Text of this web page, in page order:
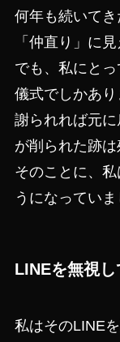
何年も続いて
「仲直り」に
でも、私にと
儀式でしかあり
謝られれば元
が削られた跡は
そのことに、
うになっていま
LINEを無視し
私はそのLINE